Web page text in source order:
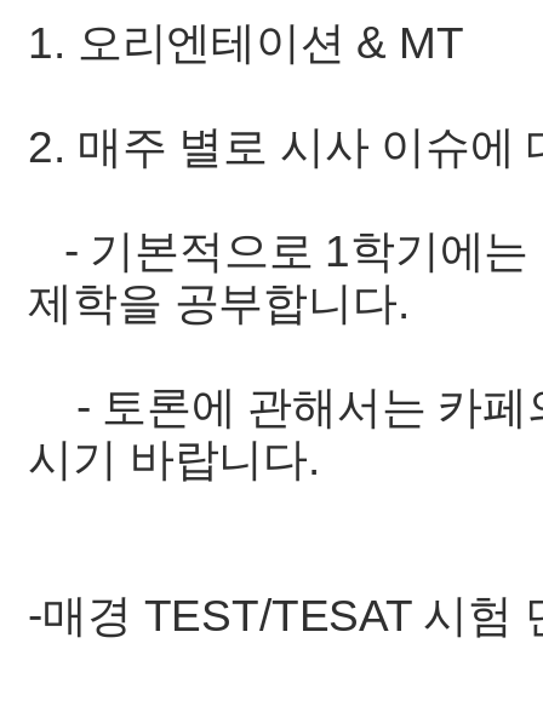
1. 오리엔테이션 & MT
2. 매주 별로 시사 이슈에
- 기본적으로 1학기에는
제학을 공부합니다.
- 토론에 관해서는 카페
시기 바랍니다.
-매경 TEST/TESAT 시험